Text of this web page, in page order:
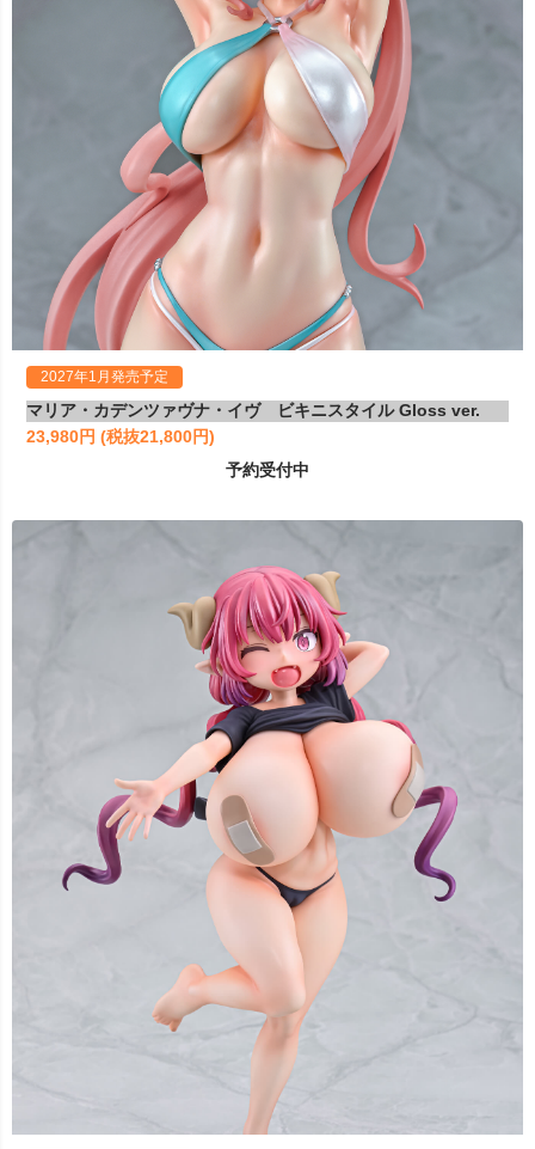
2027年1月発売予定
マリア・カデンツァヴナ・イヴ ビキニスタイル Gloss ver.
23,980円 (税抜21,800円)
予約受付中